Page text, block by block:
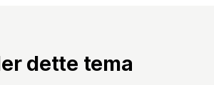
dette tema